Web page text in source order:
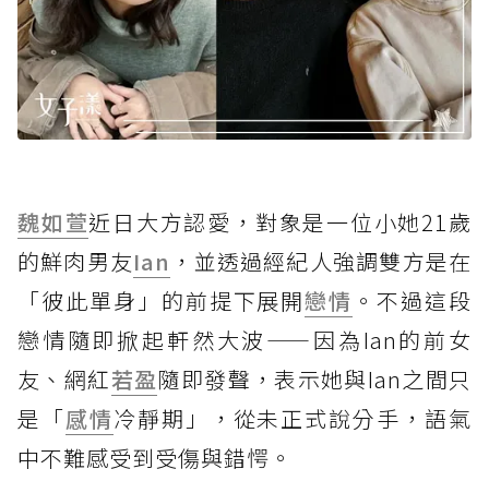
魏如萱近日大方認愛，對象是一位小她21歲
的鮮肉男友Ian ，並透過經紀人強調雙方是在
「彼此單身」的前提下展開戀情 。不過這段
戀情隨即掀起軒然大波——因為Ian的前女
友、網紅若盈隨即發聲，表示她與Ian之間只
是「感情冷靜期」，從未正式說分手，語氣
中不難感受到受傷與錯愕。